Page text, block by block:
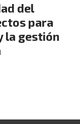
del
para
la gestión